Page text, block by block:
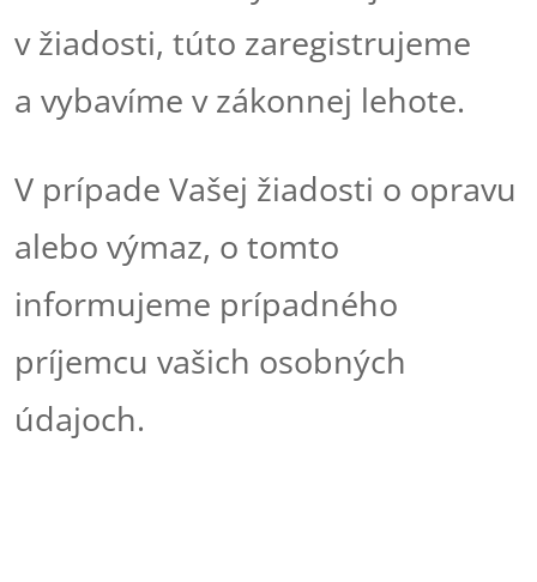
v žiadosti, túto zaregistrujeme
a vybavíme v zákonnej lehote.
V prípade Vašej žiadosti o opravu
alebo výmaz, o tomto
informujeme prípadného
príjemcu vašich osobných
údajoch.